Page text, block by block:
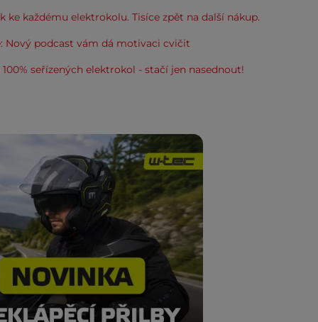
ke každému elektrokolu. Tisíce zpět na další nákup.
Nový podcast vám dá motivaci cvičit
100% seřízených elektrokol - stačí jen nasednout!